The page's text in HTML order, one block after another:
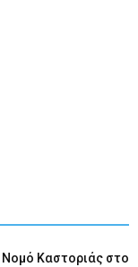
Καστοριάς στο